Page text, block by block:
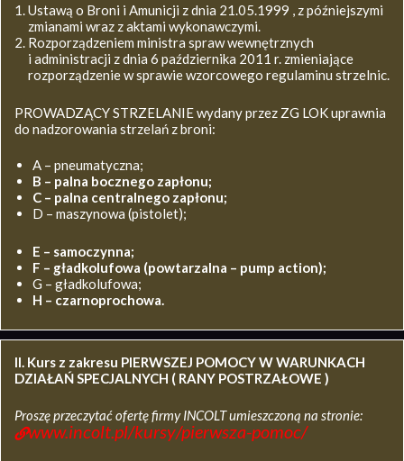
Ustawą o Broni i Amunicji z dnia 21.05.1999 , z późniejszymi
zmianami wraz z aktami wykonawczymi.
Rozporządzeniem ministra spraw wewnętrznych
i administracji z dnia 6 października 2011 r. zmieniające
rozporządzenie w sprawie wzorcowego regulaminu strzelnic.
PROWADZĄCY STRZELANIE wydany przez ZG LOK uprawnia
do nadzorowania strzelań z broni:
A – pneumatyczna;
B – palna bocznego zapłonu;
C – palna centralnego zapłonu;
D – maszynowa (pistolet);
E – samoczynna;
F – gładkolufowa (powtarzalna – pump action);
G – gładkolufowa;
H – czarnoprochowa.
II. Kurs z zakresu PIERWSZEJ POMOCY W WARUNKACH
DZIAŁAŃ SPECJALNYCH ( RANY POSTRZAŁOWE )
Proszę przeczytać ofertę firmy INCOLT umieszczoną na stronie:
www.incolt.pl/kursy/pierwsza-pomoc/